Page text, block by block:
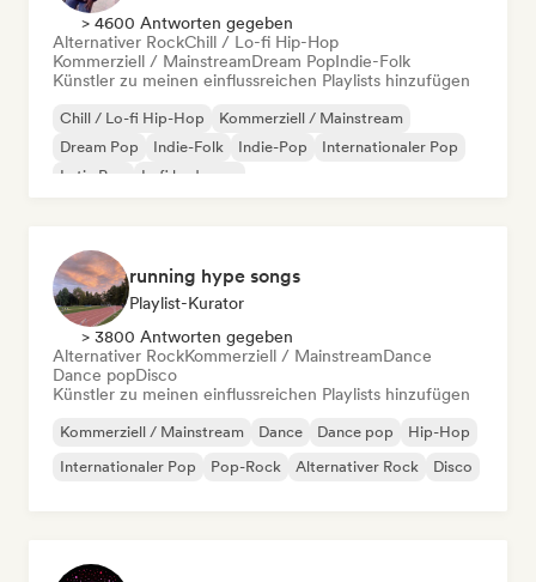
> 4600 Antworten gegeben
Alternativer RockChill / Lo-fi Hip-Hop
Kommerziell / MainstreamDream PopIndie-Folk
Künstler zu meinen einflussreichen Playlists hinzufügen
Chill / Lo-fi Hip-Hop
Kommerziell / Mainstream
Dream Pop
Indie-Folk Indie-Pop
Internationaler Pop
Latin Pop
Lofi bedroom
running hype songs
Playlist-Kurator
> 3800 Antworten gegeben
Alternativer RockKommerziell / MainstreamDance
Dance popDisco
Künstler zu meinen einflussreichen Playlists hinzufügen
Kommerziell / Mainstream Dance Dance pop
Hip-Hop
Internationaler Pop
Pop-Rock Alternativer Rock Disco